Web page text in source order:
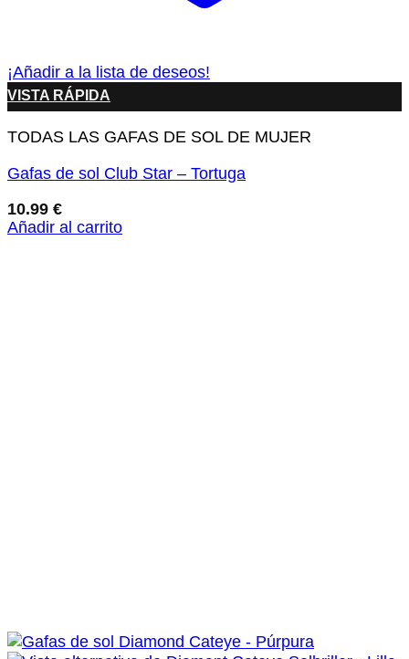
¡Añadir a la lista de deseos!
VISTA RÁPIDA
TODAS LAS GAFAS DE SOL DE MUJER
Gafas de sol Club Star – Tortuga
10.99 €
Añadir al carrito